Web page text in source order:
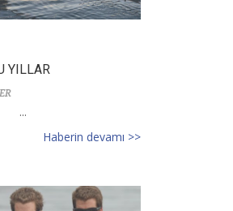
YILLAR
...
Haberin devamı >>